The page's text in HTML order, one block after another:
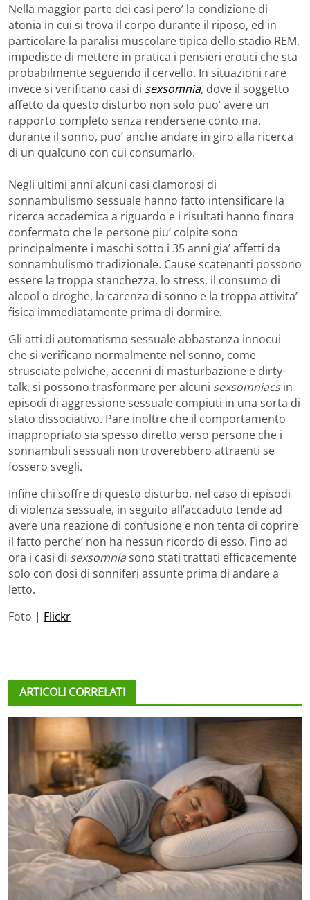
Nella maggior parte dei casi pero’ la condizione di
atonia in cui si trova il corpo durante il riposo, ed in
particolare la paralisi muscolare tipica dello stadio REM,
impedisce di mettere in pratica i pensieri erotici che sta
probabilmente seguendo il cervello. In situazioni rare
invece si verificano casi di sexsomnia, dove il soggetto
affetto da questo disturbo non solo puo’ avere un
rapporto completo senza rendersene conto ma,
durante il sonno, puo’ anche andare in giro alla ricerca
di un qualcuno con cui consumarlo.
Negli ultimi anni alcuni casi clamorosi di
sonnambulismo sessuale hanno fatto intensificare la
ricerca accademica a riguardo e i risultati hanno finora
confermato che le persone piu’ colpite sono
principalmente i maschi sotto i 35 anni gia’ affetti da
sonnambulismo tradizionale. Cause scatenanti possono
essere la troppa stanchezza, lo stress, il consumo di
alcool o droghe, la carenza di sonno e la troppa attivita’
fisica immediatamente prima di dormire.
Gli atti di automatismo sessuale abbastanza innocui
che si verificano normalmente nel sonno, come
strusciate pelviche, accenni di masturbazione e dirty-
talk, si possono trasformare per alcuni sexsomniacsin
episodi di aggressione sessuale compiuti in una sorta di
stato dissociativo. Pare inoltre che il comportamento
inappropriato sia spesso diretto verso persone che i
sonnambuli sessuali non troverebbero attraenti se
fossero svegli.
Infine chi soffre di questo disturbo, nel caso di episodi
di violenza sessuale, in seguito all’accaduto tende ad
avere una reazione di confusione e non tenta di coprire
il fatto perche’ non ha nessun ricordo di esso. Fino ad
ora i casi di sexsomniasono stati trattati efficacemente
solo con dosi di sonniferi assunte prima di andare a
letto.
Foto | Flickr
ARTICOLI CORRELATI